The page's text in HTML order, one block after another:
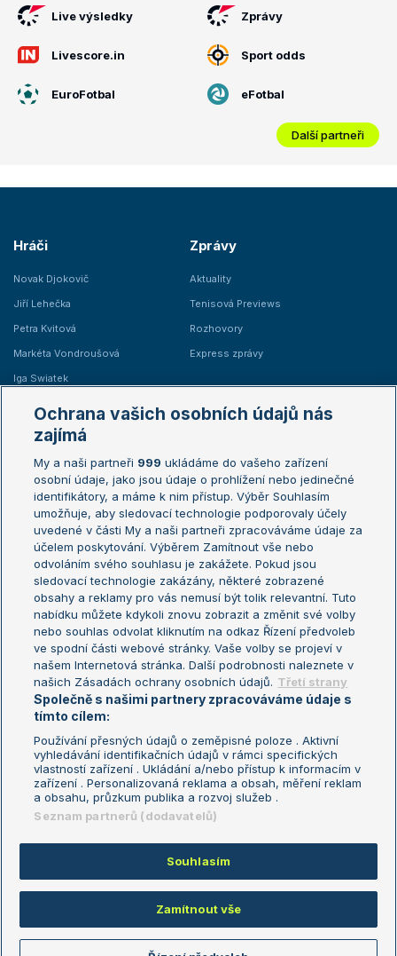
Live výsledky Zprávy
Livescore.in Sport odds
EuroFotbal eFotbal
Další partneři
Hráči
Novak Djokovič
Jiří Lehečka
Petra Kvitová
Markéta Vondroušová
Iga Swiatek
Zprávy
Aktuality
Tenisová Previews
Rozhovory
Express zprávy
Žebříčky
Žebříček ATP (muži)
Žebříček WTA (ženy)
Sázkařský žebříček
Australian Open
French Open
Wimbledon
US Open
Turnaj mistrů
Turnaj mistryň
Aktualní trendy
Fotbalové přestupy
Livesport Daily
LS Prague Open
Podmínky užití
Nastavení soukromí
GDPR a žurnalistika
Reklama
Kontakt
Informace o zpracování osobních
údajů
Copyright © 2008-2026 TenisPortal.cz. Využíváme zpravodajství ČTK.
Ochrana vašich osobních údajů nás
zajímá
My a naši partneři 999 ukládáme do vašeho zařízení
osobní údaje, jako jsou údaje o prohlížení nebo jedinečné
identifikátory, a máme k nim přístup. Výběr Souhlasím
umožňuje, aby sledovací technologie podporovaly účely
uvedené v části My a naši partneři zpracováváme údaje za
účelem poskytování. Výběrem Zamítnout vše nebo
odvoláním svého souhlasu je zakážete. Pokud jsou
sledovací technologie zakázány, některé zobrazené
obsahy a reklamy pro vás nemusí být tolik relevantní. Tuto
nabídku můžete kdykoli znovu zobrazit a změnit své volby
nebo souhlas odvolat kliknutím na odkaz Řízení předvoleb
ve spodní části webové stránky. Vaše volby se projeví v
našem Internetová stránka. Další podrobnosti naleznete v
našich Zásadách ochrany osobních údajů. Třetí strany
Společně s našimi partnery zpracováváme údaje s
tímto cílem:
Používání přesných údajů o zeměpisné poloze . Aktivní
vyhledávání identifikačních údajů v rámci specifických
vlastností zařízení . Ukládání a/nebo přístup k informacím v
zařízení . Personalizovaná reklama a obsah, měření reklam
a obsahu, průzkum publika a rozvoj služeb .
Seznam partnerů (dodavatelů)
Souhlasím
Zamítnout vše